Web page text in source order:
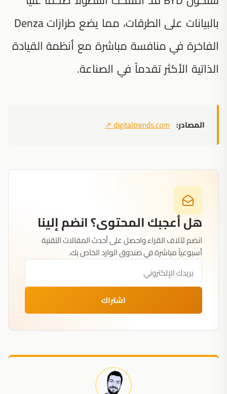
بالبيانات على الطرقات، مما يضع طرازات Denza
الفاخرة في منافسة مباشرة مع أنظمة القيادة
الذاتية الأكثر تقدماً في الصناعة.
المصادر: digitaltrends.com
↗
هل أعجبك المحتوى؟ انضم إلينا
انضم لآلاف القراء واحصل على أحدث المقالات التقنية
أسبوعياً مباشرة في صندوق الوارد الخاص بك.
اشتراك